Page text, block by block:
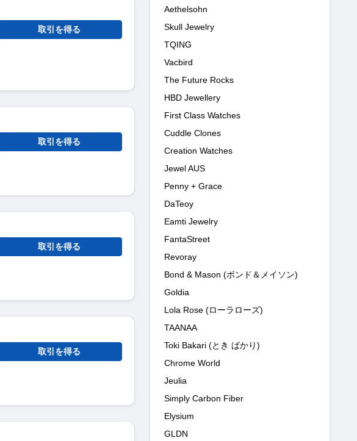
取引を得る
取引を得る
取引を得る
取引を得る
Aethelsohn
Skull Jewelry
TQING
Vacbird
The Future Rocks
HBD Jewellery
First Class Watches
Cuddle Clones
Creation Watches
Jewel AUS
Penny + Grace
DaTeoy
Eamti Jewelry
FantaStreet
Revoray
Bond & Mason (ボンド＆メイソン)
Goldia
Lola Rose (ローラローズ)
TAANAA
Toki Bakari (とき ばかり)
Chrome World
Jeulia
Simply Carbon Fiber
Elysium
GLDN